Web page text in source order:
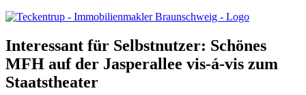
Interessant für Selbstnutzer: Schönes
MFH auf der Jasperallee vis-á-vis zum
Staatstheater